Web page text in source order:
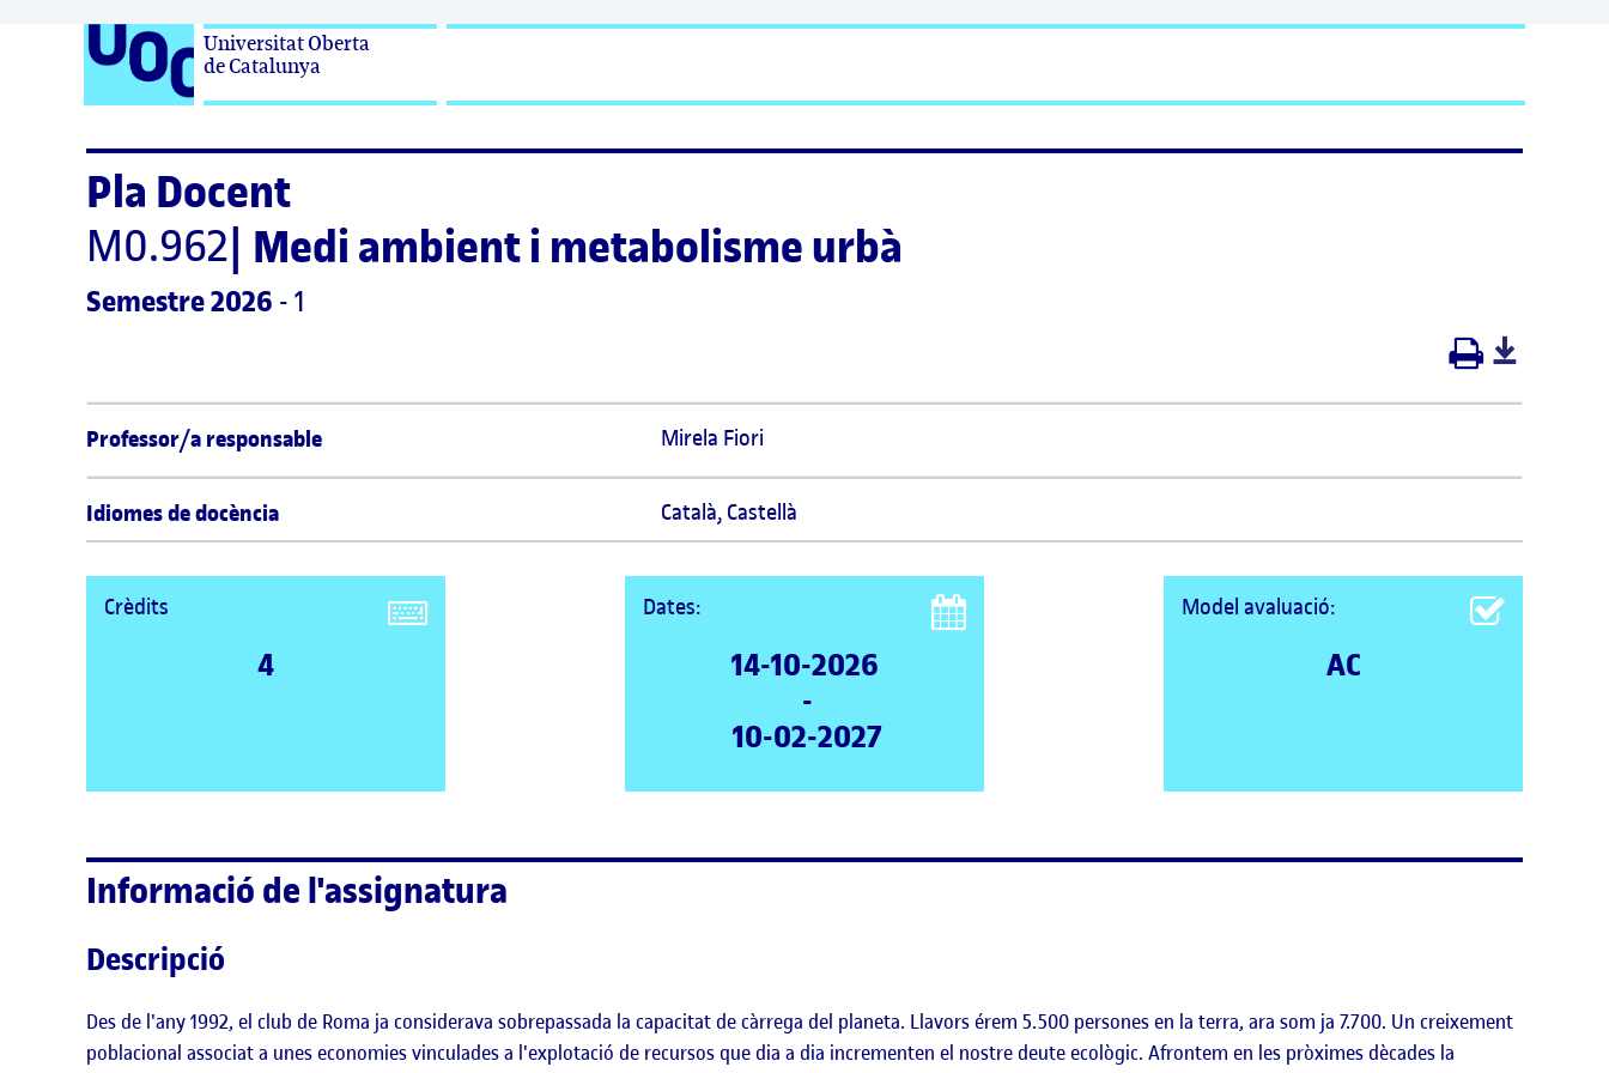
Universitat Oberta
de Catalunya
Pla Docent
M0.962 Medi ambient i metabolisme urbà
Semestre 2026 - 1
Professor/a responsable Mirela Fiori
Idiomes de docència Català, Castellà
Crèdits
4
Dates:
14-10-2026
-
10-02-2027
Model avaluació:
AC
Informació de l'assignatura
Descripció
Des de l'any 1992, el club de Roma ja considerava sobrepassada la capacitat de càrrega del planeta. Llavors érem 5.500 persones en la terra, ara som ja 7.700. Un creixement
poblacional associat a unes economies vinculades a l'explotació de recursos que dia a dia incrementen el nostre deute ecològic. Afrontem en les pròximes dècades la